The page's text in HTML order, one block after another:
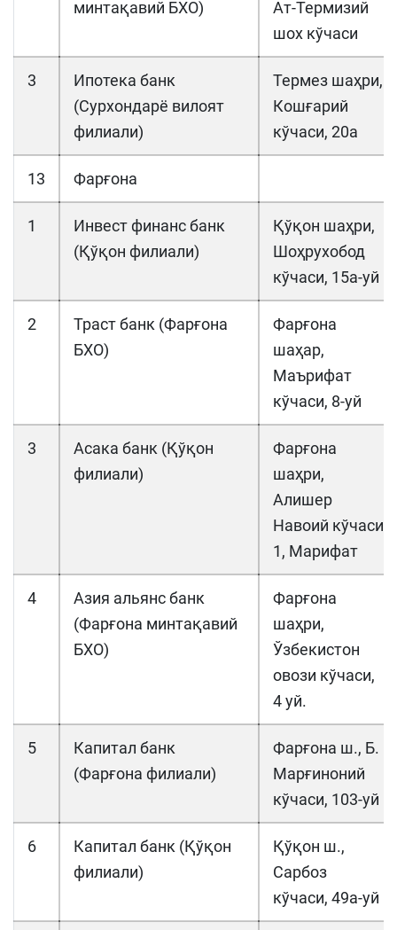
минтақавий БХО)
Ат-Термизий
шох кўчаси
3
Ипотека банк
(Сурхондарё вилоят
филиали)
Термез шаҳри,
Кошғарий
кўчаси, 20а
13 Фарғона
1
Инвест финанс банк
(Қўқон филиали)
Қўқон шаҳри,
Шоҳрухобод
кўчаси, 15а-уй
2
Траст банк (Фарғона
БХО)
Фарғона
шаҳар,
Маърифат
кўчаси, 8-уй
3
Асака банк (Қўқон
филиали)
Фарғона
шаҳри,
Алишер
Навоий кўчаси
1, Марифат
4
Азия альянс банк
(Фарғона минтақавий
БХО)
Фарғона
шаҳри,
Ўзбекистон
овози кўчаси,
4 уй.
5
Капитал банк
(Фарғона филиали)
Фарғона ш., Б.
Марғиноний
кўчаси, 103-уй
6
Капитал банк (Қўқон
филиали)
Қўқон ш.,
Сарбоз
кўчаси, 49а-уй